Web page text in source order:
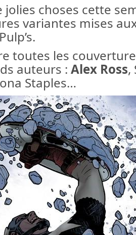
jolies choses cette
variantes mises
toutes les
auteurs : Alex Ross,
Staples…